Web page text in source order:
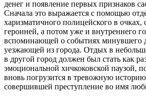
денег и появление первых признаков
Сначала это выражается с помощью
харизматичного полицейского в очках,
героиней, а потом уже и внутреннего
вспоминающей о событиях минувшего
уезжающей из города. Отдых в
в другой город должен был стать как
эмоциональной хичкоковской паузой,
вновь погрузится в тревожную
совершившей преступление во имя